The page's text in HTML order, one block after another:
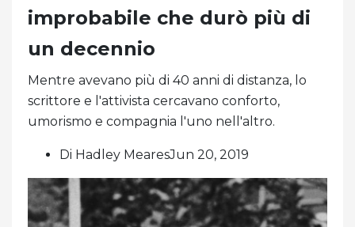
improbabile che durò più di
un decennio
Mentre avevano più di 40 anni di distanza, lo
scrittore e l'attivista cercavano conforto,
umorismo e compagnia l'uno nell'altro.
Di Hadley MearesJun 20, 2019